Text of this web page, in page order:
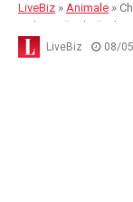
LiveBiz » Animale »
– drept răsplată, el
LiveBiz 08/